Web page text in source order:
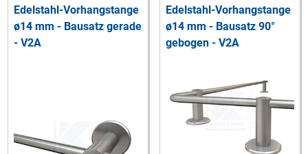
Edelstahl-Vorhangstange
ø14 mm - Bausatz gerade
- V2A
Edelstahl-Vorhangstange
ø14 mm - Bausatz 90°
gebogen - V2A